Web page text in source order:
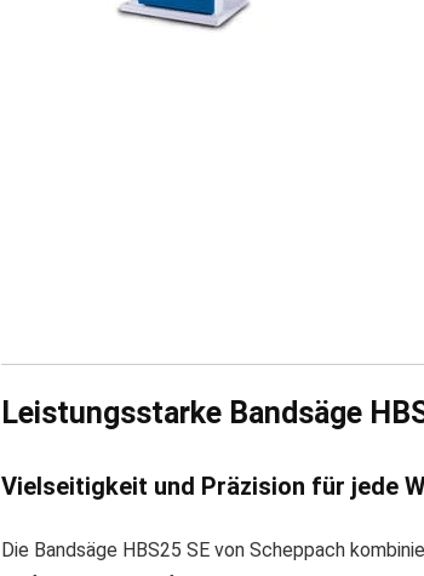
Leistungsstarke Bandsäge
Vielseitigkeit und Präzision für jede
Die Bandsäge HBS25 SE von Scheppach